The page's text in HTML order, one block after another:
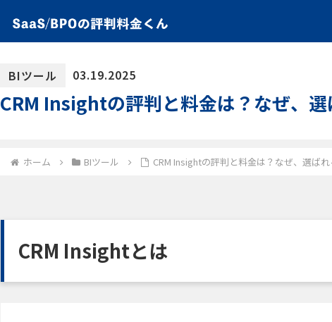
BIツール 03.19.2025
CRM Insightの評判と料金は？なぜ、
ホーム BIツール CRM Insightの評判と料金は？なぜ、選ば
CRM Insightとは